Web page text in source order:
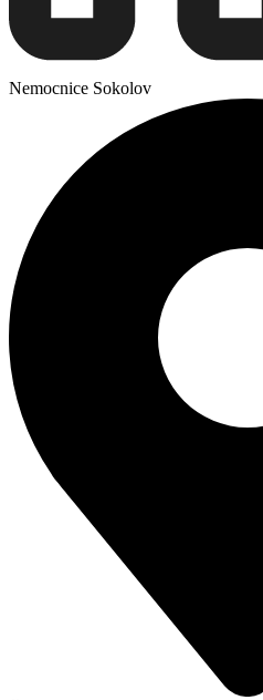
Nemocnice Sokolov